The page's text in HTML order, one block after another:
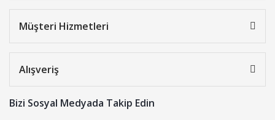
Müşteri Hizmetleri
Alışveriş
Bizi Sosyal Medyada Takip Edin